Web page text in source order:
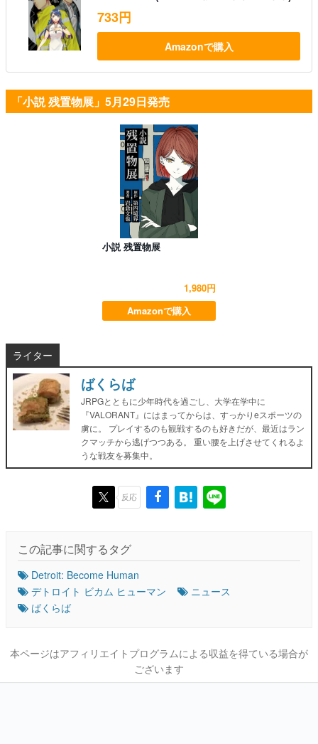
733円
Amazonで購入
「小説 残置物展」5月29日発売
小説 残置物展
1,980円
Amazonで購入
ライター
ばくらば
JRPGとともに少年時代を過ごし、大学在学中に
『VALORANT』にはまってからは、すっかりeスポーツの
虜に。 プレイするのも観戦するのも好きだが、最近はラン
クマッチから逃げつつある。 重い腰を上げさせてくれるよ
うな戦友を募集中。
反応
この記事に関するタグ
Detroit: Become Human
デトロイト ビカム ヒューマン
ニュース
ばくらば
本ページはアフィリエイトプログラムによる収益を得ている場合が
ございます